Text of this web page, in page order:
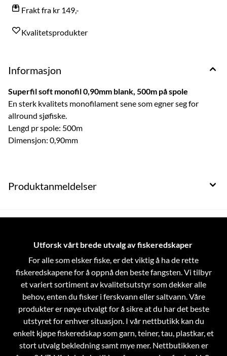
Frakt fra kr 149,-
Kvalitetsprodukter
Informasjon
Superfil soft monofil 0,90mm blank, 500m på spole
En sterk kvalitets monofilament sene som egner seg for
allround sjøfiske.
Lengd pr spole: 500m
Dimensjon: 0,90mm
Produktanmeldelser
Utforsk vårt brede utvalg av fiskeredskaper
For alle som elsker fiske, er det viktig å ha de rette
fiskeredskapene for å oppnå den beste fangsten. Vi tilbyr
et variert sortiment av kvalitetsutstyr som dekker alle
behov, enten du fisker i ferskvann eller saltvann. Våre
produkter er nøye utvalgt for å sikre at du har det beste
utstyret for enhver situasjon. I vår nettbutikk kan du
enkelt kjøpe fiskeredskap som garn, teiner, tau, plastkar, et
stort utvalg bekledning samt mye mer. Nettbutikken er